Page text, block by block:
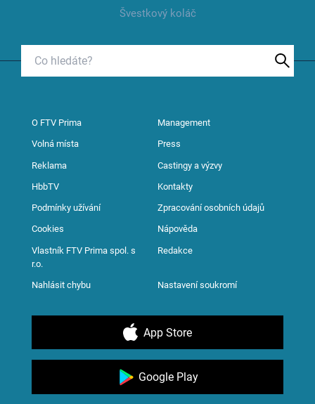
Švestkový koláč
O FTV Prima Management
Volná místa Press
Reklama Castingy a výzvy
HbbTV Kontakty
Podmínky užívání Zpracování osobních údajů
Cookies Nápověda
Vlastník FTV Prima spol. s
r.o.
Redakce
Nahlásit chybu Nastavení soukromí
App Store
Google Play